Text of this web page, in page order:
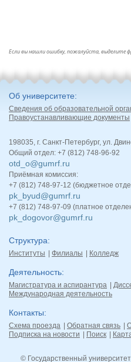
Если вы нашли ошибку, пожалуйста, выделите
Об университете
Сведения об образовательной
Правоустанавливающие документы
198035, г. Санкт-Петербург, ул.
Общий отдел: +7 (812) 748-96-92
otd_o@gumrf.ru
Приёмная комиссия:
+7 (812) 748-97-12 (бюджетное
pk_byud@gumrf.ru
+7 (812) 748-97-09 (платное
pk_dogovor@gumrf.ru
Структура
Институты Филиалы Колледж
Деятельность
Магистратура и аспирантура
Международная деятельность
Контакты
Схема проезда Обратная связь
Подписка на новости
Поиск
© Государственный